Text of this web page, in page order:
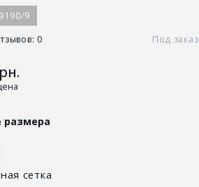
9
0 Под заказ
размера
сетка